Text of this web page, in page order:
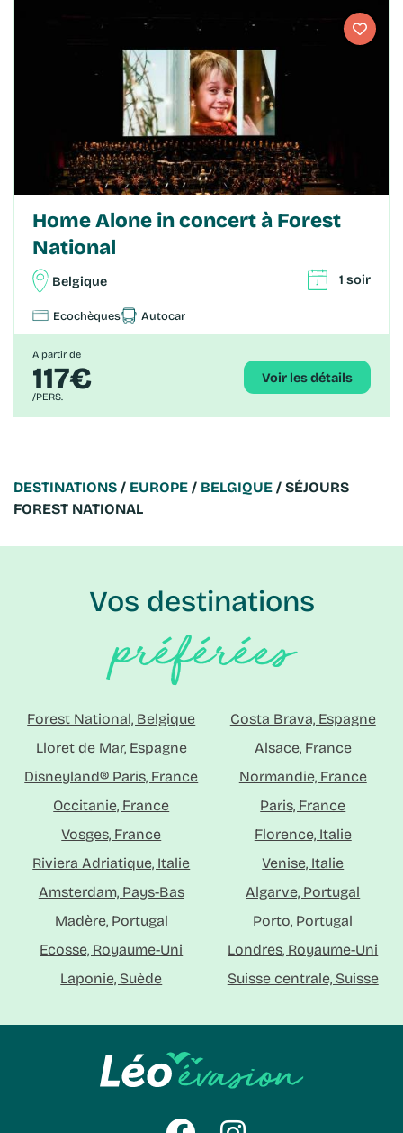
Home Alone in concert à Forest
National
Belgique 1 soir
Ecochèques Autocar
A partir de
117€
/PERS.
Voir les détails
DESTINATIONS/ EUROPE/ BELGIQUE/ SÉJOURS
FOREST NATIONAL
Vos destinations
préférées
Forest National, Belgique
Costa Brava, Espagne
Lloret de Mar, Espagne
Alsace, France
Disneyland® Paris, France
Normandie, France
Occitanie, France
Paris, France
Vosges, France
Florence, Italie
Riviera Adriatique, Italie
Venise, Italie
Amsterdam, Pays-Bas
Algarve, Portugal
Madère, Portugal
Porto, Portugal
Ecosse, Royaume-Uni
Londres, Royaume-Uni
Laponie, Suède
Suisse centrale, Suisse